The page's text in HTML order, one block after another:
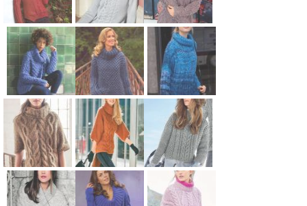
Схема:
джемпер с
узором из
кос вязание
спицами для
женщин
Схема:
пуловер с
воротником
из кос
вязание
спицами для
женщин
Схема:
пуловер с
кружевными
рукавами
вязание
спицами для
женщин
Схема:
объемный
пуловер с
персидским
узором
вязание
Схема:
свитер
крупной
вязки с
узором из
сот вязание
Схема:
меланжевы
й
удлиненный
свитер
оверсайз
Схема:
Схема:
Схема: